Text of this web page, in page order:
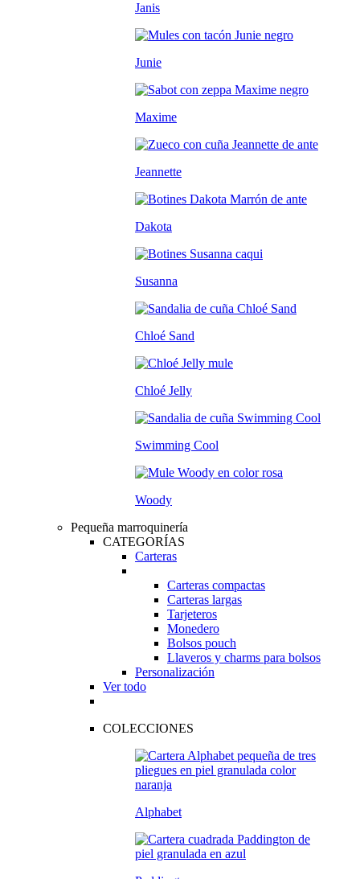
Janis
Junie
Maxime
Jeannette
Dakota
Susanna
Chloé Sand
Chloé Jelly
Swimming Cool
Woody
Pequeña marroquinería
CATEGORÍAS
Carteras
Carteras compactas
Carteras largas
Tarjeteros
Monedero
Bolsos pouch
Llaveros y charms para bolsos
Personalización
Ver todo
COLECCIONES
Alphabet